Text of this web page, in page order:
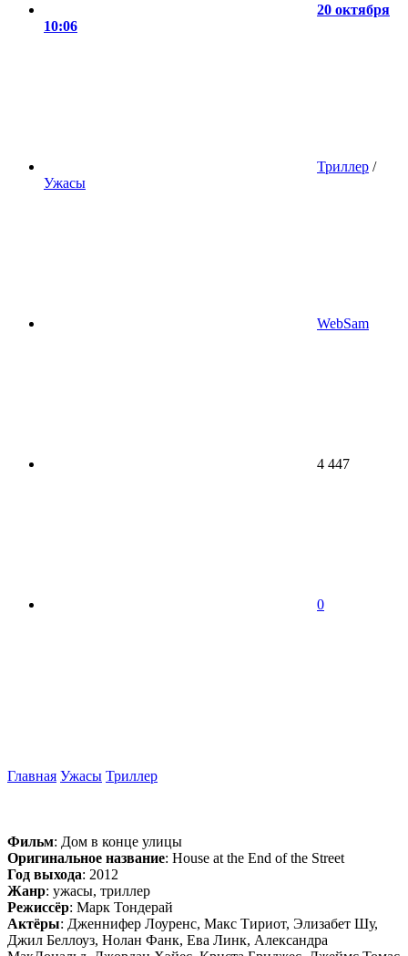
20 октября
10:06
Триллер /
Ужасы
WebSam
4 447
0
Главная Ужасы Триллер
Фильм: Дом в конце улицы
Оригинальное название: House at the End of the Street
Год выхода: 2012
Жанр: ужасы, триллер
Режиссёр: Марк Тондерай
Актёры: Дженнифер Лоуренс, Макс Тириот, Элизабет Шу,
Джил Беллоуз, Нолан Фанк, Ева Линк, Александра